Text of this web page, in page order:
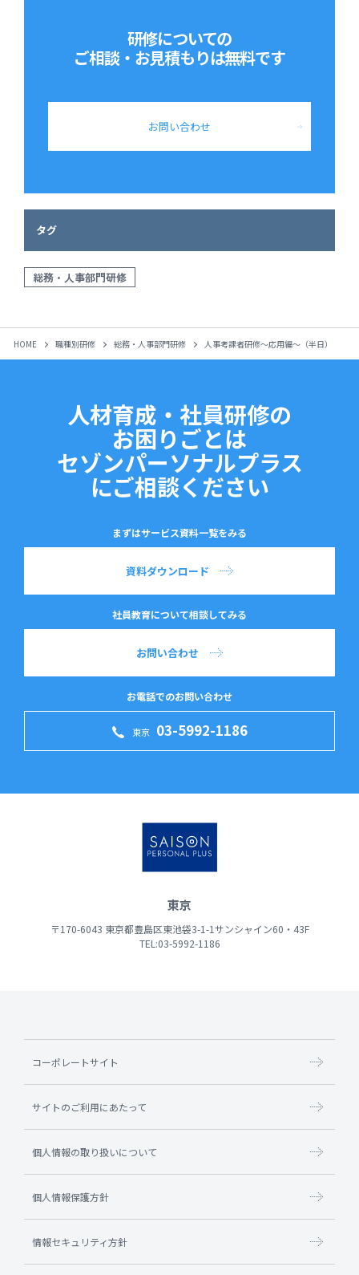
研修についての
ご相談・お見積もりは無料です
お問い合わせ
タグ
総務・人事部門研修
HOME 職種別研修 総務・人事部門研修 人事考課者研修～応用編～（半日）
人材育成・社員研修の
お困りごとは
セゾンパーソナルプラス
にご相談ください
まずはサービス資料一覧をみる
資料ダウンロード
社員教育について相談してみる
お問い合わせ
お電話でのお問い合わせ
東京 03-5992-1186
東京
〒170-6043 東京都豊島区東池袋3-1-1サンシャイン60・43F
TEL:03-5992-1186
コーポレートサイト
サイトのご利用にあたって
個人情報の取り扱いについて
個人情報保護方針
情報セキュリティ方針